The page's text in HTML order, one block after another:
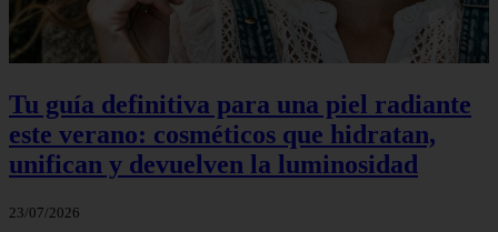
Tu guía definitiva para una piel radiante
este verano: cosméticos que hidratan,
unifican y devuelven la luminosidad
23/07/2026